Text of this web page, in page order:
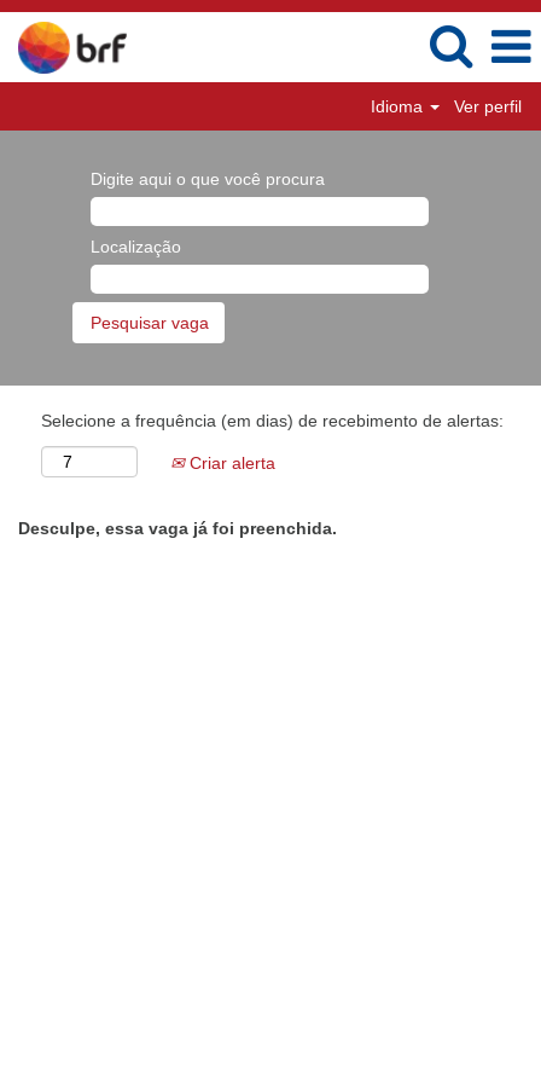
Idioma Ver perfil
Digite aqui o que você procura
Localização
Selecione a frequência (em dias) de recebimento de alertas:
Criar alerta
Desculpe, essa vaga já foi preenchida.